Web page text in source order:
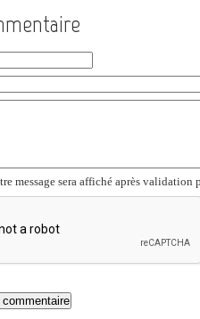
message sera affiché après validation